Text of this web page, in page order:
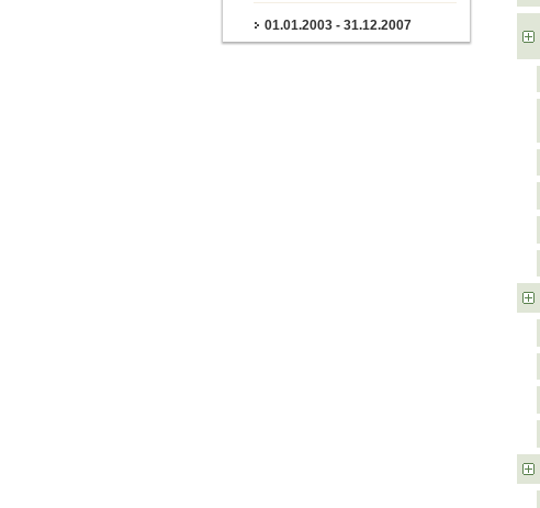
01.01.2003 - 31.12.2007